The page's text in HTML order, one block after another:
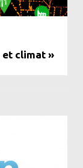
et climat »